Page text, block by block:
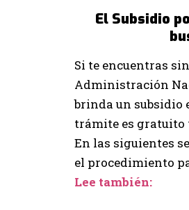
El Subsidio
Si te encuentras
Administración
brinda un subsidio
trámite es gratuito
En las siguientes
el procedimiento
Lee también: